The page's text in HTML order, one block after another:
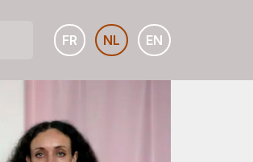
FR NL EN